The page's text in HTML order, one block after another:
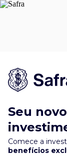
Seu
Comece a
benefícios